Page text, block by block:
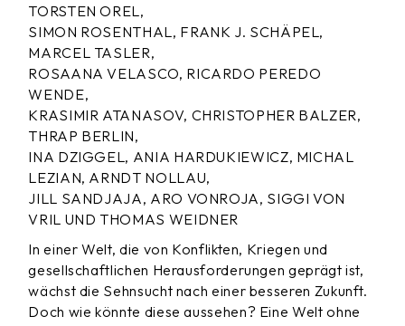
TORSTEN OREL,
SIMON ROSENTHAL, FRANK J. SCHÄPEL,
MARCEL TASLER,
ROSAANA VELASCO, RICARDO PEREDO
WENDE,
KRASIMIR ATANASOV, CHRISTOPHER BALZER,
THRAP BERLIN,
INA DZIGGEL, ANIA HARDUKIEWICZ, MICHAL
LEZIAN, ARNDT NOLLAU,
JILL SANDJAJA, ARO VONROJA, SIGGI VON
VRIL UND THOMAS WEIDNER
In einer Welt, die von Konflikten, Kriegen und
gesellschaftlichen Herausforderungen geprägt ist,
wächst die Sehnsucht nach einer besseren Zukunft.
Doch wie könnte diese aussehen? Eine Welt ohne